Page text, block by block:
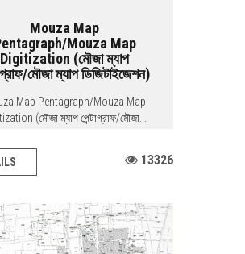
Mouza Map
Mouza Map
Digitization (মৌজা ম্যাপ
মৌজা ম্যাপ ডিজিটাইজেশন)
Map Pentagraph/Mouza Map
(মৌজা ম্যাপ পেন্টাগ্রাফ/মৌজা...
13326